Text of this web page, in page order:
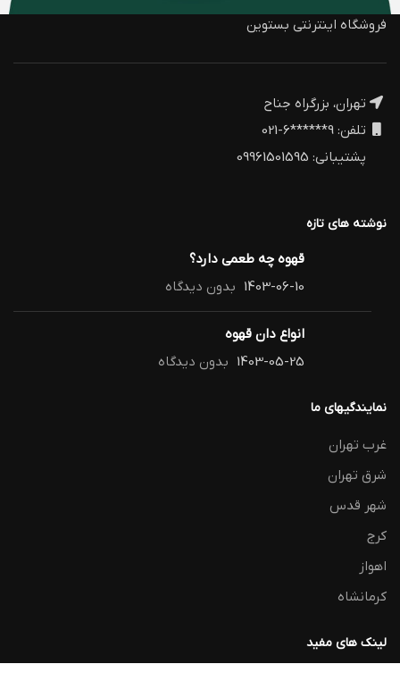
فروشگاه اینترنتی بستوین
تهران، بزرگراه جناح
تلفن: 9******6-021
پشتیبانی: 09961501595
نوشته های تازه
قهوه چه طعمی دارد؟
1403-06-10 بدون دیدگاه
انواع دان قهوه
1403-05-25 بدون دیدگاه
نمایندگیهای ما
غرب تهران
شرق تهران
شهر قدس
کرج
اهواز
کرمانشاه
لینک های مفید